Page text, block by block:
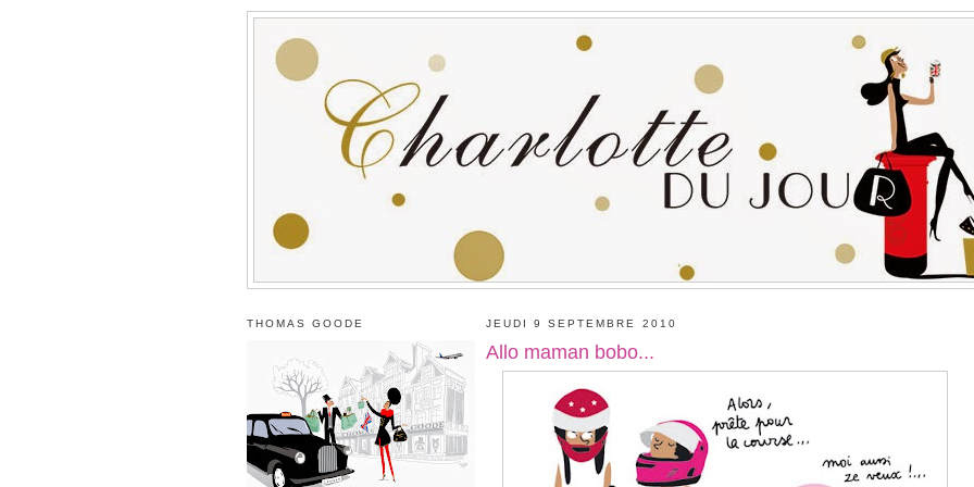
THOMAS GOODE JEUDI 9 SEPTEMBRE 2010
Allo maman bobo...